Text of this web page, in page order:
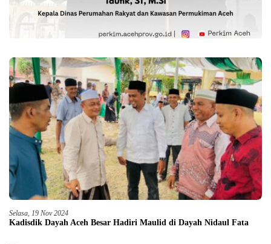
Selasa, 19 Nov 2024
Kadisdik Dayah Aceh Besar Hadiri Maulid di Dayah Nidaul Fata